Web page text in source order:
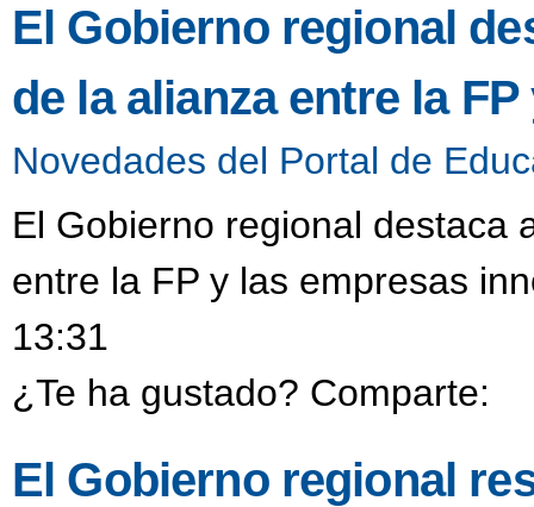
El Gobierno regional
de la alianza entre la
Novedades del Portal de
El Gobierno regional destaca
entre la FP y las empresas
13:31
¿Te ha gustado? Comparte:
El Gobierno regional